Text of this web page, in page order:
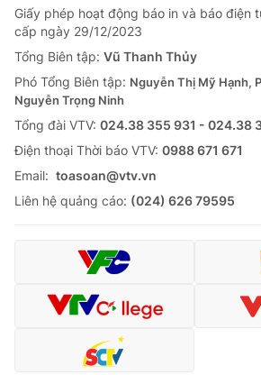
Giấy phép hoạt động báo in và báo điện
cấp ngày 29/12/2023
Tổng Biên tập: Vũ Thanh Thủy
Phó Tổng Biên tập: Nguyễn Thị Mỹ Hạnh,
Nguyễn Trọng Ninh
Tổng đài VTV: 024.38 355 931 - 024.38
Ðiện thoại Thời báo VTV: 0988 671 671
Email: toasoan@vtv.vn
Liên hệ quảng cáo: (024) 626 79595